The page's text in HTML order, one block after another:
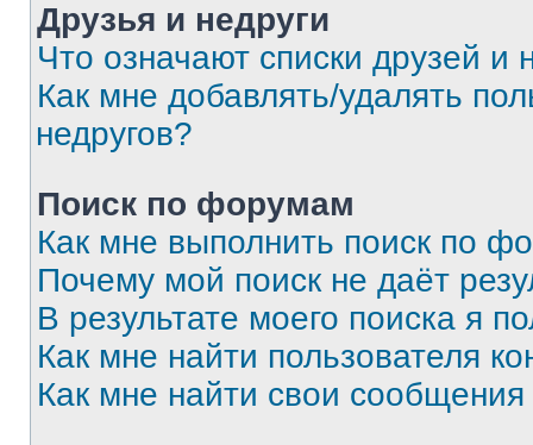
Друзья и недруги
Что означают списки друзей и
Как мне добавлять/удалять
недругов?
Поиск по форумам
Как мне выполнить поиск по
Почему мой поиск не даёт
В результате моего поиска я
Как мне найти пользователя
Как мне найти свои